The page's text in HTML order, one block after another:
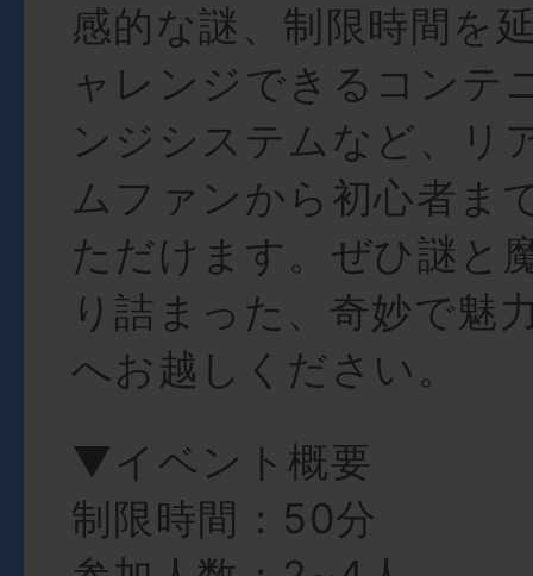
感的な謎、制限時間を
ャレンジできるコンテ
ンジシステムなど、リ
ムファンから初心者ま
ただけます。ぜひ謎と
り詰まった、奇妙で魅
へお越しください。
▼イベント概要
制限時間：50分